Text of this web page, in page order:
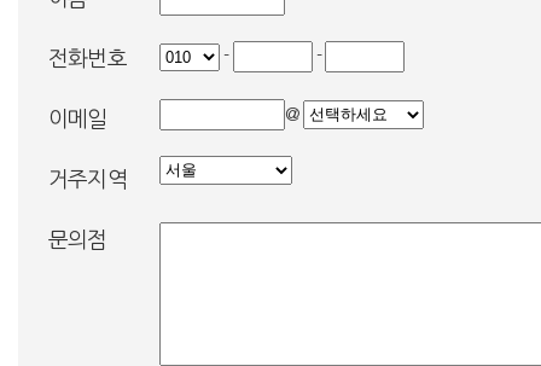
- -
@
전화번호
이메일
거주지역
문의점